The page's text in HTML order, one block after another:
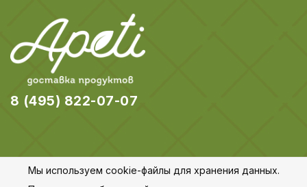
8 (495) 822-07-07
Мы используем cookie-файлы для хранения данных.